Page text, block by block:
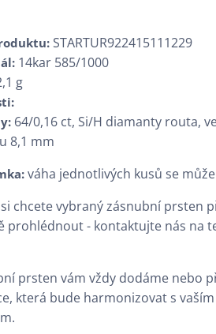
STARTUR922415111229
14kar 585/1000
g
64/0,16 ct, Si/H diamanty routa,
8,1 mm
váha jednotlivých kusů se
chcete vybraný zásnubní prsten
prohlédnout - kontaktujte nás na
prsten vám vždy dodáme nebo
která bude harmonizovat s